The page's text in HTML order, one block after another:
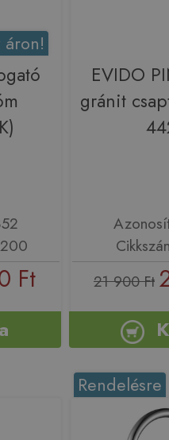
Ft
EVIDO
gránit
21 900 Ft
Rendelésre